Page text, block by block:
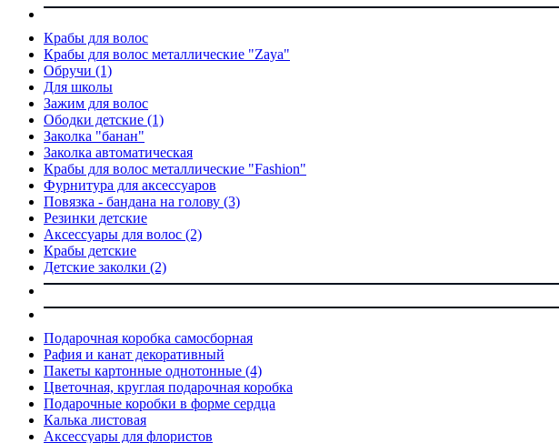
Крабы для волос
Крабы для волос металлические "Zaya"
Обручи (1)
Для школы
Зажим для волос
Ободки детские (1)
Заколка "банан"
Заколка автоматическая
Крабы для волос металлические "Fashion"
Фурнитура для аксессуаров
Повязка - бандана на голову (3)
Резинки детские
Аксессуары для волос (2)
Крабы детские
Детские заколки (2)
Подарочная коробка самосборная
Рафия и канат декоративный
Пакеты картонные однотонные (4)
Цветочная, круглая подарочная коробка
Подарочные коробки в форме сердца
Калька листовая
Аксессуары для флористов